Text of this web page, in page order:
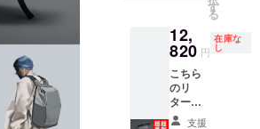
円 合計
円のと
ころを
120名様
限定で
22％オ
フにて
ご用意
す
る
12,
820 円
在庫な
し
こちら
のリ
ターン
では、
支援